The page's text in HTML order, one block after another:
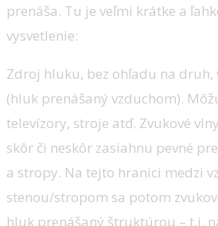
prenáša. Tu je veľmi krátke a
vysvetlenie:
Zdroj hluku, bez ohľadu na druh,
(hluk prenášaný vzduchom).
televízory, stroje atď. Zvukové
skôr či neskôr zasiahnu pevné
a stropy. Na tejto hranici medzi
stenou/stropom sa potom
hluk prenášaný štruktúrou – t.j.